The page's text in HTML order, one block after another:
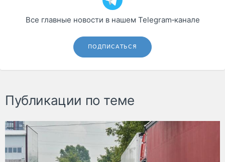
Все главные новости в нашем Telegram‑канале
ПОДПИСАТЬСЯ
Публикации по теме